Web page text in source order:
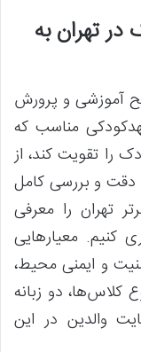
تهران به
آموزشی و پرورش
مناسب که
را تقویت کند، از
دقت و بررسی کامل
مهدکودک برتر تهران را معرفی
کنیم. معیارهایی
و ایمنی محیط،
کلاس‌ها، دو زبانه
والدین در این